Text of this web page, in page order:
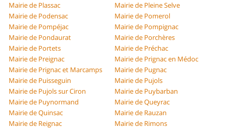
Mairie de Plassac
Mairie de Pleine Selve
Mairie de Podensac
Mairie de Pomerol
Mairie de Pompéjac
Mairie de Pompignac
Mairie de Pondaurat
Mairie de Porchères
Mairie de Portets
Mairie de Préchac
Mairie de Preignac
Mairie de Prignac en Médoc
Mairie de Prignac et Marcamps
Mairie de Pugnac
Mairie de Puisseguin
Mairie de Pujols
Mairie de Pujols sur Ciron
Mairie de Puybarban
Mairie de Puynormand
Mairie de Queyrac
Mairie de Quinsac
Mairie de Rauzan
Mairie de Reignac
Mairie de Rimons